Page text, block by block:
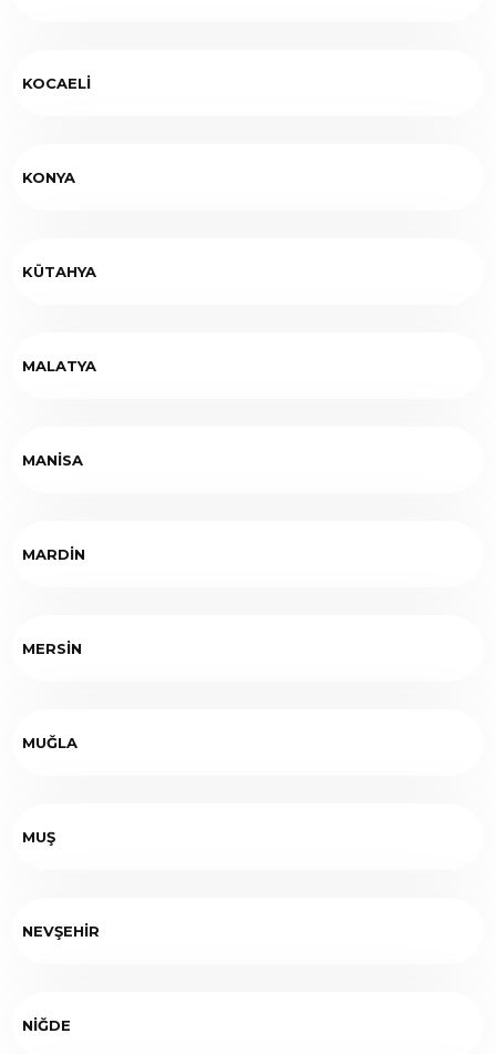
KOCAELİ
KONYA
KÜTAHYA
MALATYA
MANİSA
MARDİN
MERSİN
MUĞLA
MUŞ
NEVŞEHİR
NİĞDE